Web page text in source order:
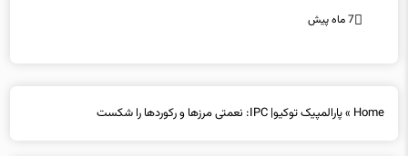
7 ماه پیش
Home
»پارالمپیک توکیو| IPC: نعمتی مرزها و رکوردها را شکست